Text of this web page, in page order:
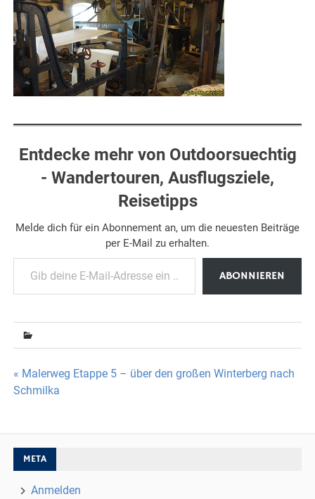
Entdecke mehr von Outdoorsuechtig
- Wandertouren, Ausflugsziele,
Reisetipps
Melde dich für ein Abonnement an, um die neuesten Beiträge
per E-Mail zu erhalten.
Gib deine E-Mail-Adresse ein ...
ABONNIEREN
Beitragsnavigation
« Malerweg Etappe 5 – über den großen Winterberg nach
Schmilka
META
Anmelden